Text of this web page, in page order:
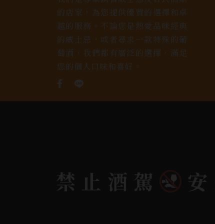
的店家，為您提供優質的選擇和卓
越的服務。不論您是熱愛品味經典
的威士忌，或者尋求一款特殊的葡
萄酒，我們都有廣泛的選擇，滿足
您的個人口味和喜好。
禁止酒駕